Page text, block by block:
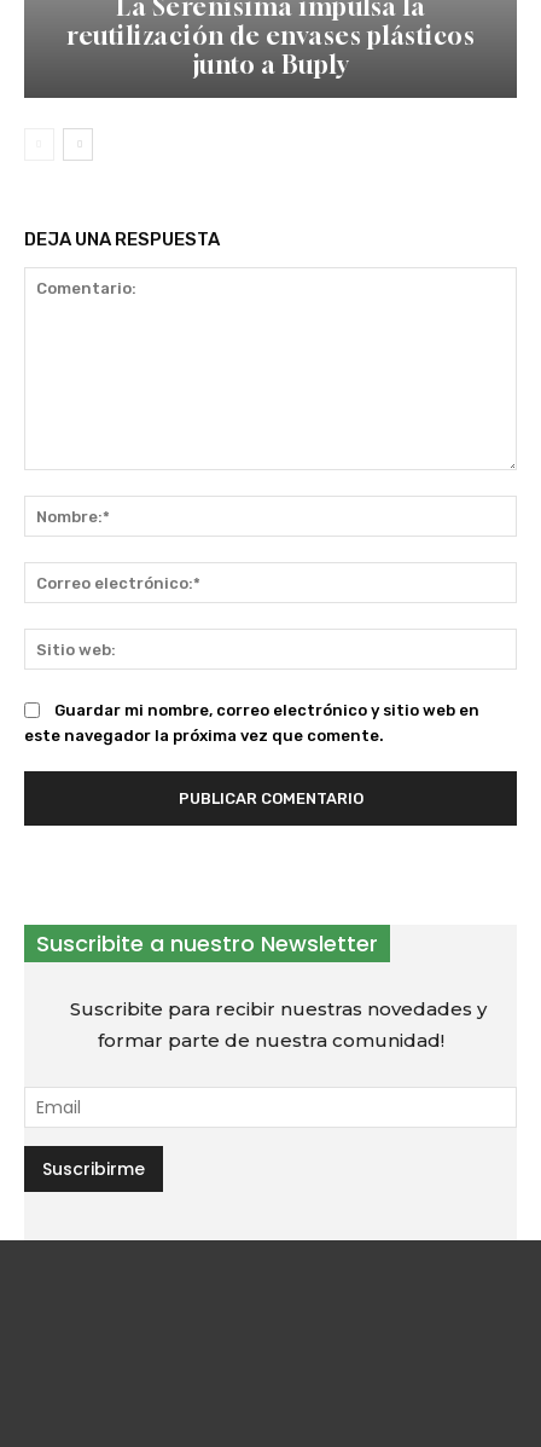
La Serenísima impulsa la
reutilización de envases plásticos
junto a Buply
DEJA UNA RESPUESTA
Guardar mi nombre, correo electrónico y sitio web en
este navegador la próxima vez que comente.
Suscribite a nuestro Newsletter
Suscribite para recibir nuestras novedades y
formar parte de nuestra comunidad!